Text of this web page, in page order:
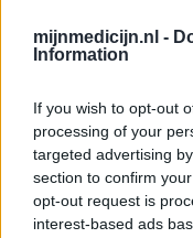
mijnmedicijn.nl -
Information
If you wish to opt-out
processing of your
targeted advertising
section to confirm
opt-out request is
interest-based ads
ADHD - psychostimulantia
Amlodipine (493)
Amoxicilline /
Antibiotica - penicillines
Roaccutane (480)
Acne